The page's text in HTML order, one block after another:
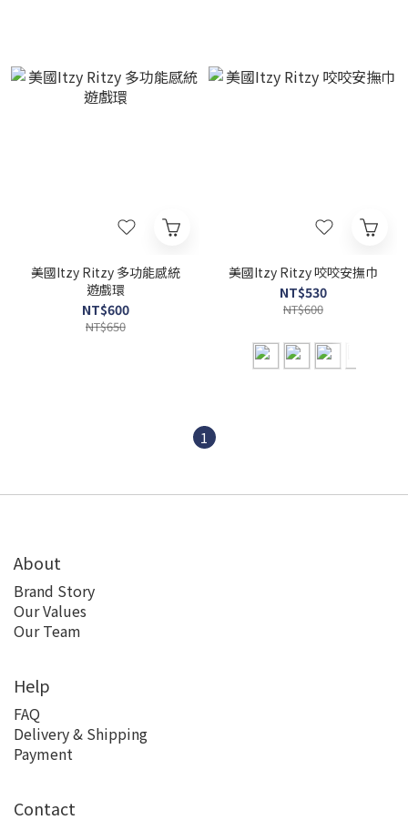
美國Itzy Ritzy 多功能感統
遊戲環
NT$600
NT$650
美國Itzy Ritzy 咬咬安撫巾
NT$530
NT$600
1
About
Brand Story
Our Values
Our Team
Help
FAQ
Delivery & Shipping
Payment
Contact